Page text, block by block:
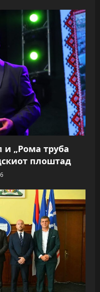
„Рома труба
плоштад